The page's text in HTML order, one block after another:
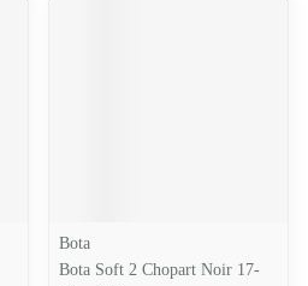
Bota
Bota Soft 2 Chopart Noir 17-